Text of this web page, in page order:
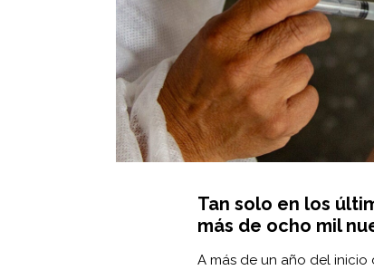
Tan solo en los
más de ocho mil
A más de un año del inicio